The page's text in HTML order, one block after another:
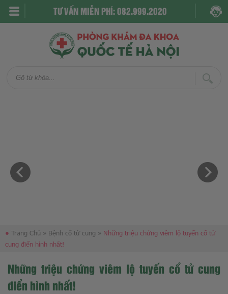
TƯ VẤN MIỄN PHÍ: 082.999.2020
● Trang Chủ » Bệnh cổ tử cung » Những triệu chứng viêm lộ tuyến cổ tử
cung điển hình nhất!
Những triệu chứng viêm lộ tuyến cổ tử cung
điển hình nhất!